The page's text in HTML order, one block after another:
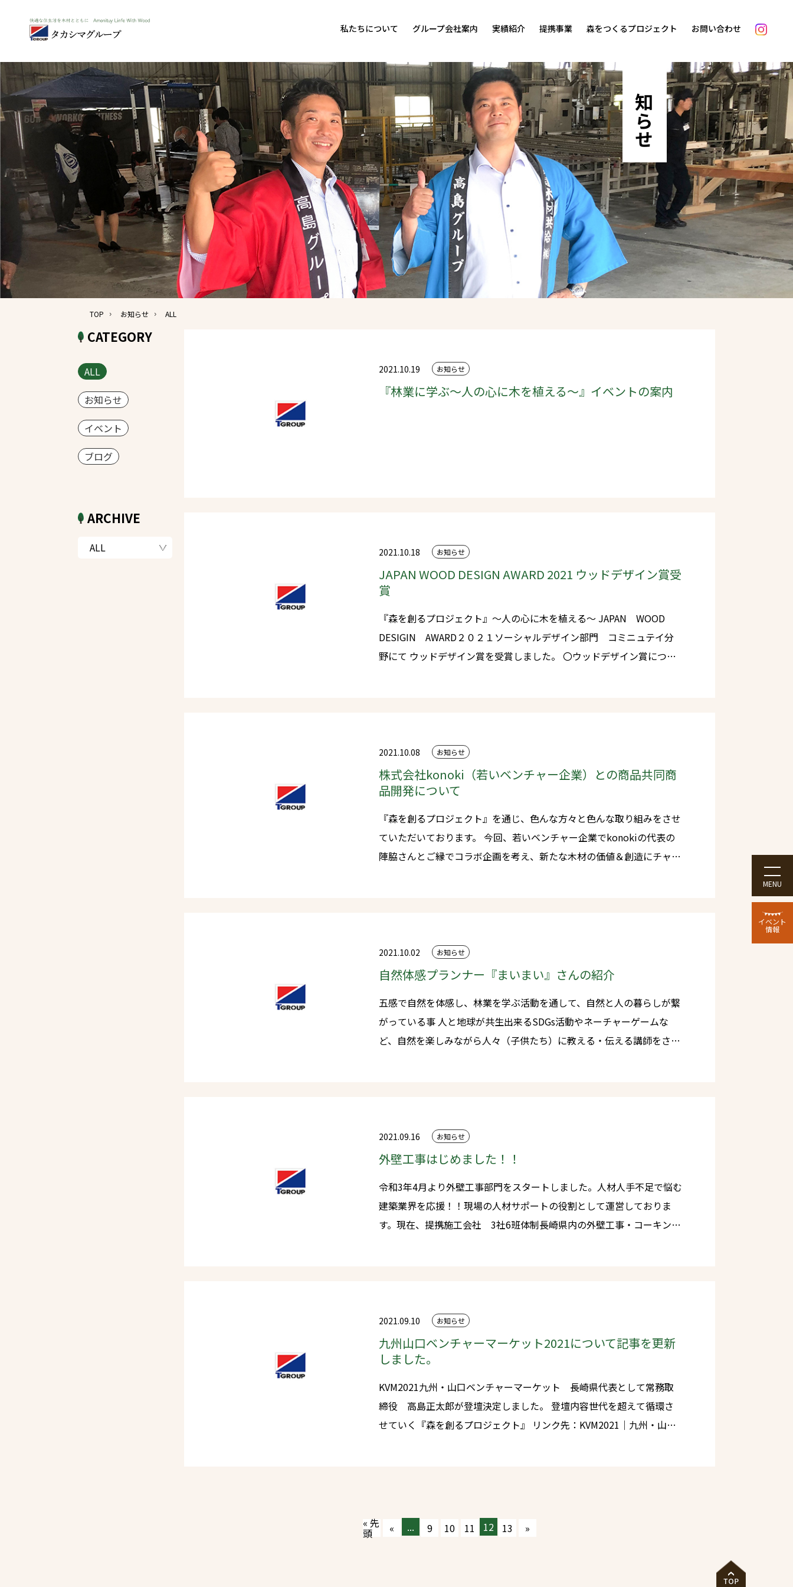
私たちについて グループ会社案内 実績紹介 提携事業 森をつくるプロジェクト お問い合わせ
MENU
イベント
情報
お知らせ
TOP お知らせ ALL
CATEGORY
ALL
お知らせ
イベント
ブログ
ARCHIVE
2021.10.19 お知らせ
『林業に学ぶ～人の心に木を植える～』イベントの案内
2021.10.18 お知らせ
JAPAN WOOD DESIGN AWARD 2021 ウッドデザイン賞受
賞
『森を創るプロジェクト』～人の心に木を植える～ JAPAN WOOD
DESIGIN AWARD２０２１ソーシャルデザイン部門 コミニュテイ分
野にて ウッドデザイン賞を受賞しました。 〇ウッドデザイン賞につい
ーの山崎亮氏ほか、各分野の第一線で活躍中の方々によって構成されて
います。 ・3つの表彰部門があり、今回受賞したのは「ソーシャルデザ
イン部門 コミニュテイ分野」です。（ほかにライフスタイルデザイン
受賞した191点の中から最終審査を行い、最優秀賞（農林水産大臣賞）
1点、優秀賞（林野庁長官賞）数点、奨励賞（審査委員長賞）数点が
11/24（水）に発表されます。 ・また、12/8～10に開催されるSDGs
時期が到来しており、次の世代へ森や木の温かみを残していく必要があ
ります。 〇受賞した活動内容 ・事業名「再生可能な木材と森を創るプ
ロジェクト～人の心に木を植える 循環と木育活動～」 ・髙島グルー
プのプレカット工場では年間約30,000坪の住宅に使用する木材を加工し
ています。 ※プレカットとは：一般的に「あらかじめ（pre）切断する
を行っています。 ・その売上の一部で植林を行い、再び住宅に使う循環
と木育活動を目的としています。未来の子供たちのために世代を超えて
森を循環させていく事業となります。 ・今の環境を残してくれた先人た
ちへ感謝し、未来へ資源を繋ぐことは我々に使命です。 ・これらの事業
は学生や企業、行政と連携し、事業を推進しています。 ・今回の取り組
みを通じて林業と木材業界に対する見方が変わり、一人でも多くの方に
別ブース）予定（「つんで！つんで！つみきでえがお」）（木育）
12/11「端材リサイクル～木の生命を無駄にしない～」長崎県民の森
（木工・木育）
2021.10.08 お知らせ
株式会社konoki（若いベンチャー企業）との商品共同商
品開発について
『森を創るプロジェクト』を通じ、色んな方々と色んな取り組みをさせ
ていただいております。 今回、若いベンチャー企業でkonokiの代表の
陣脇さんとご縁でコラボ企画を考え、新たな木材の価値＆創造にチャレ
界を魅了する
2021.10.02 お知らせ
自然体感プランナー『まいまい』さんの紹介
五感で自然を体感し、林業を学ぶ活動を通して、自然と人の暮らしが繋
がっている事 人と地球が共生出来るSDGs活動やネーチャーゲームな
ど、自然を楽しみながら人々（子供たち）に教える・伝える講師をされ
2021.09.16 お知らせ
外壁工事はじめました！！
令和3年4月より外壁工事部門をスタートしました。人材人手不足で悩む
建築業界を応援！！現場の人材サポートの役割として運営しておりま
す。現在、提携施工会社 3社6班体制長崎県内の外壁工事・コーキング
集中です♡
2021.09.10 お知らせ
九州山口ベンチャーマーケット2021について記事を更新
しました。
KVM2021九州・山口ベンチャーマーケット 長崎県代表として常務取
締役 高島正太郎が登壇決定しました。 登壇内容世代を超えて循環さ
せていく『森を創るプロジェクト』 リンク先：KVM2021｜九州・山口
« 先
頭 « ... 9 10 11 12 13 »